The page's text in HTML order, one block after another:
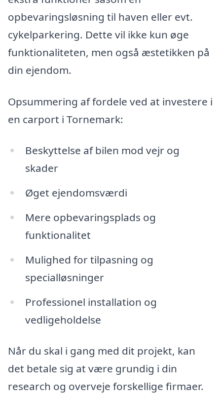
opbevaringsløsning til haven eller evt.
cykelparkering. Dette vil ikke kun øge
funktionaliteten, men også æstetikken på
din ejendom.
Opsummering af fordele ved at investere i
en carport i Tornemark:
Beskyttelse af bilen mod vejr og
skader
Øget ejendomsværdi
Mere opbevaringsplads og
funktionalitet
Mulighed for tilpasning og
specialløsninger
Professionel installation og
vedligeholdelse
Når du skal i gang med dit projekt, kan
det betale sig at være grundig i din
research og overveje forskellige firmaer.